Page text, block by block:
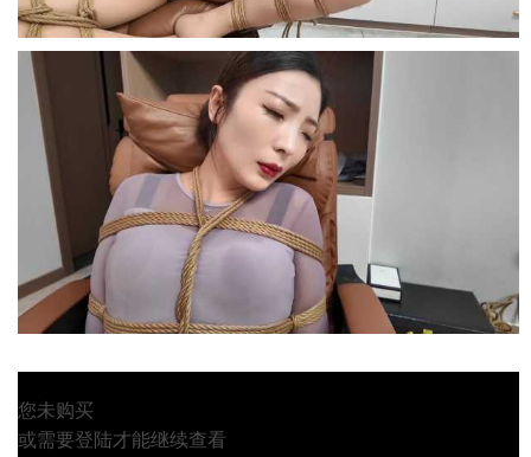
您未购买
或需要登陆才能继续查看